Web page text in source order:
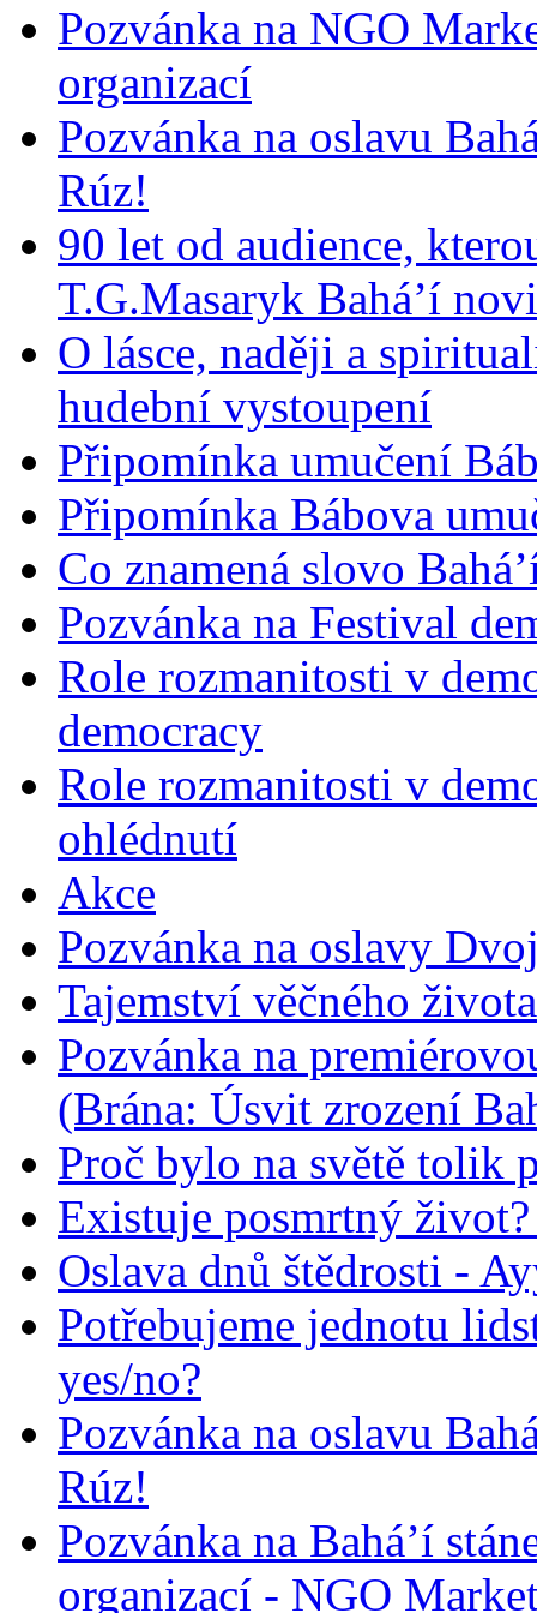
Pozvánka na NGO
organizací
Pozvánka na oslavu
Rúz!
90 let od audience,
T.G.Masaryk Bahá’í
O lásce, naději a
hudební vystoupení
Připomínka umučení
Připomínka Bábova
Co znamená slovo
Pozvánka na Festival
Role rozmanitosti v
democracy
Role rozmanitosti v
ohlédnutí
Akce
Pozvánka na oslavy
Tajemství věčného života
Pozvánka na
(Brána: Úsvit zrození
Proč bylo na světě tolik
Existuje posmrtný
Oslava dnů štědrosti -
Potřebujeme jednotu
yes/no?
Pozvánka na oslavu
Rúz!
Pozvánka na Bahá’í
organizací - NGO